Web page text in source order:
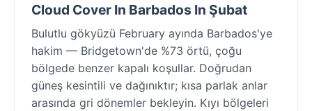
Cloud Cover In Barbados In Şubat
Bulutlu gökyüzü February ayında Barbados'ye
hakim — Bridgetown'de %73 örtü, çoğu
bölgede benzer kapalı koşullar. Doğrudan
güneş kesintili ve dağınıktır; kısa parlak anlar
arasında gri dönemler bekleyin. Kıyı bölgeleri